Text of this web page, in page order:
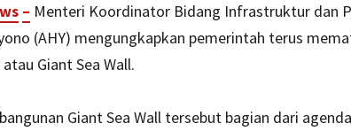
ws – Menteri Koordinator Bidang Infrastruktur dan
(AHY) mengungkapkan pemerintah terus
Giant Sea Wall.
Giant Sea Wall tersebut bagian dari